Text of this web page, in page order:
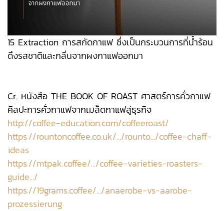
15 Extraction การสกัดกาแฟ ซึ่งเป็นกระบวนการที่น้ำร้อน
ดึงรสชาติและกลิ่นจากผงกาแฟออกมา
Cr. หนังสือ THE BOOK OF ROAST ศาสตร์การคั่วกาแฟ
ศิลปะการคั่วกาแฟจากเมล็ดกาแฟสู่ธุรกิจ
http://coffee-education.com/coffeeroast/
https://rountoncoffee.co.uk/.../rounto.../coffee-chaff-
ideas
https://mtpak.coffee/.../coffee-varieties-roasters-
guide.../
https://19grams.coffee/.../anaerobe-vs-aarobe-
prozessierung